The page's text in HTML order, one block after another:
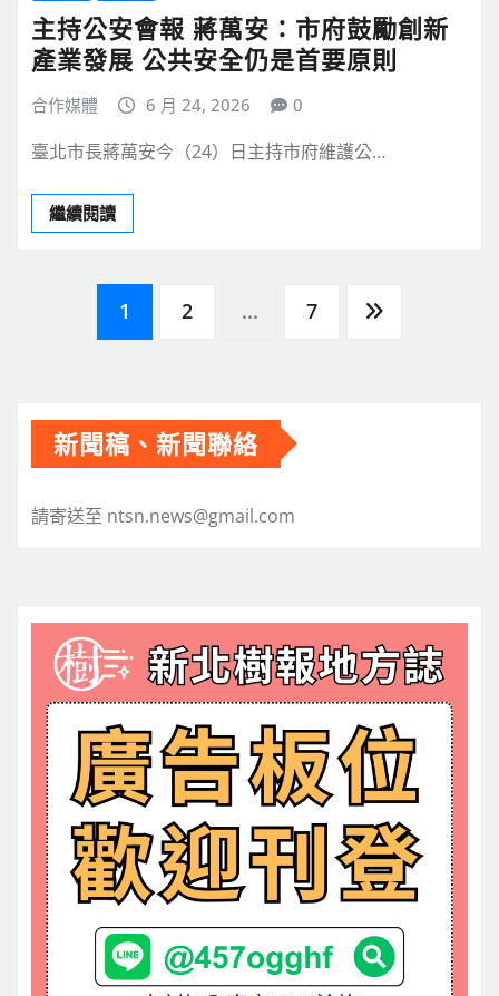
主持公安會報 蔣萬安：市府鼓勵創新
產業發展 公共安全仍是首要原則
合作媒體 6 月 24, 2026 0
臺北市長蔣萬安今（24）日主持市府維護公…
繼續閱讀
頁
1 2 ... 7
新聞稿、新聞聯絡
請寄送至 ntsn.news@gmail.com